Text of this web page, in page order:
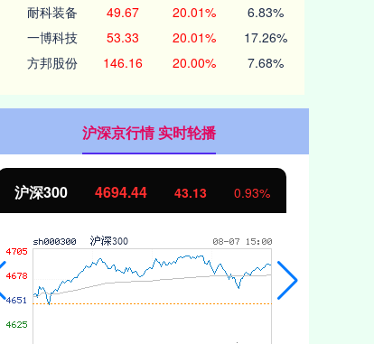
耐科装备 49.67 20.01% 6.83%
一博科技 53.33 20.01% 17.26%
方邦股份 146.16 20.00% 7.68%
沪深京行情 实时轮播
沪深300 4694.44 43.13 0.93%